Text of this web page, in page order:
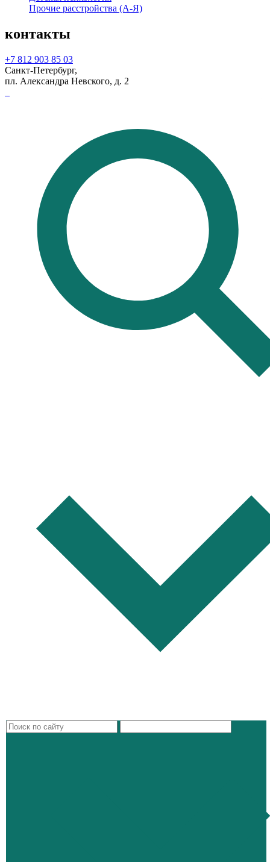
Прочие расстройства (А-Я)
контакты
+7 812 903 85 03
Санкт-Петербург,
пл. Александра Невского, д. 2